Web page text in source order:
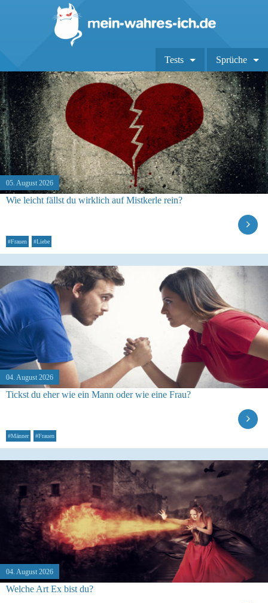
Tests Sprüche
05. August 2026
Wie leicht fällst du wirklich auf Mistkerle rein?
#Frauen #Liebe
04. August 2026
Tickst du eher wie ein Mann oder wie eine Frau?
#Männer #Frauen
04. August 2026
Welche Art Ex bist du?